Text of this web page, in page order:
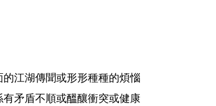
江湖傳聞或形形種種的煩惱
矛盾不順或醞釀衝突或健康